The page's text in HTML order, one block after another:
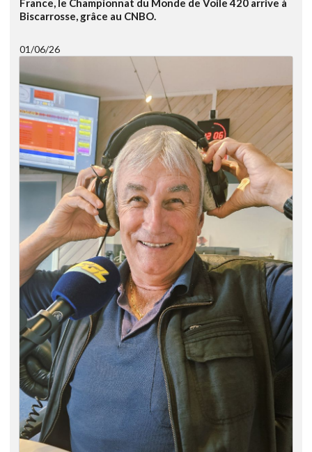
France, le Championnat du Monde de Voile 420 arrive à
Biscarrosse, grâce au CNBO.
01/06/26